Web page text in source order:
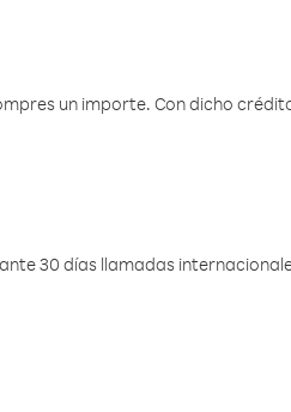
un importe. Con dicho
30 días llamadas